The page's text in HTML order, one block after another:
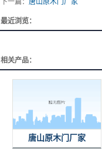
下一篇： 唐山原木门厂家
最近浏览：
相关产品：
唐山原木门厂家